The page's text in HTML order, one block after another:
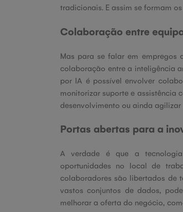
tradicionais. E assim se formam
Colaboração entre
Mas para se falar em
colaboração entre a inteligência
por IA é possível envolver
monitorizar suporte e assistência
desenvolvimento ou ainda
Portas abertas para a
A verdade é que a
oportunidades no local de
colaboradores são libertados de
vastos conjuntos de dados,
melhorar a oferta do negócio,